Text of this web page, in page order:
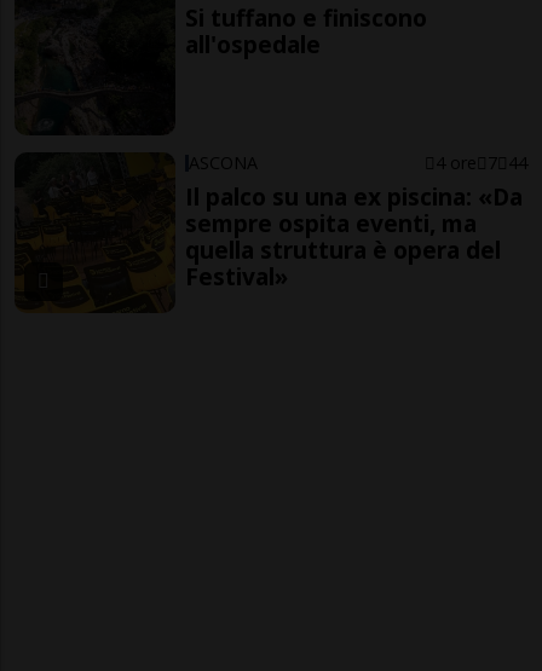
Si tuffano e finiscono
all'ospedale
ASCONA 4 ore 7 44
Il palco su una ex piscina: «Da
sempre ospita eventi, ma
quella struttura è opera del
Festival»